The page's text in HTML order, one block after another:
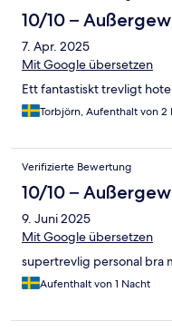
10/10 –
7. Apr. 2025
Mit Google übersetzen
Ett fantastiskt trevligt
Torbjörn, Aufenthalt von 2
Verifizierte Bewertung
10/10 –
9. Juni 2025
Mit Google übersetzen
supertrevlig personal bra
Aufenthalt von 1 Nacht